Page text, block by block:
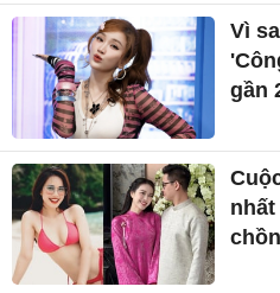
Vì
gần
nhất